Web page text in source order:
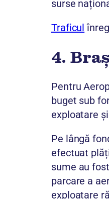
surse
Traficul
4.
Pentru
buget sub
exploatare
Pe lângă
efectuat
sume au
parcare a
exploatare